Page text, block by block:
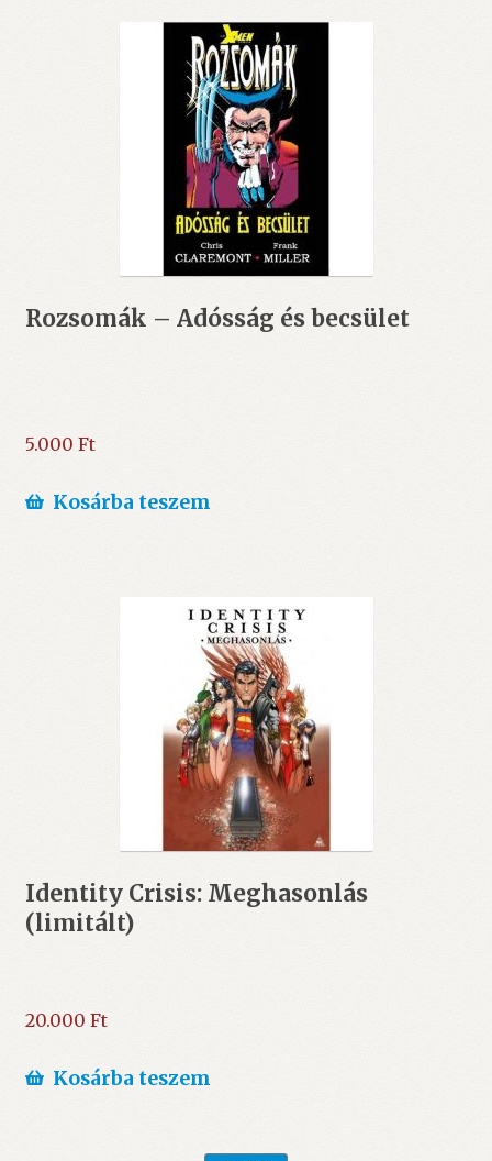
Rozsomák – Adósság és becsület
5.000 Ft
Kosárba teszem
Identity Crisis: Meghasonlás
(limitált)
20.000 Ft
Kosárba teszem